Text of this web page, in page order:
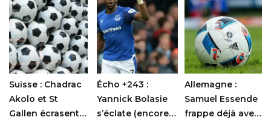
Suisse : Chadrac
Akolo et St
Gallen écrasent
Écho +243 :
Yannick Bolasie
s’éclate (encore)
Allemagne :
Samuel Essende
frappe déjà avec